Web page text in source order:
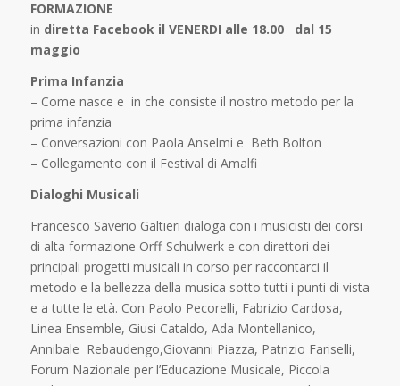
FORMAZIONE
in diretta Facebook il VENERDI alle 18.00 dal 15
maggio
Prima Infanzia
– Come nasce e in che consiste il nostro metodo per la
prima infanzia
– Conversazioni con Paola Anselmi e Beth Bolton
– Collegamento con il Festival di Amalfi
Dialoghi Musicali
Francesco Saverio Galtieri dialoga con i musicisti dei corsi
di alta formazione Orff-Schulwerk e con direttori dei
principali progetti musicali in corso per raccontarci il
metodo e la bellezza della musica sotto tutti i punti di vista
e a tutte le età. Con Paolo Pecorelli, Fabrizio Cardosa,
Linea Ensemble, Giusi Cataldo, Ada Montellanico,
Annibale Rebaudengo,Giovanni Piazza, Patrizio Fariselli,
Forum Nazionale per l’Educazione Musicale, Piccola